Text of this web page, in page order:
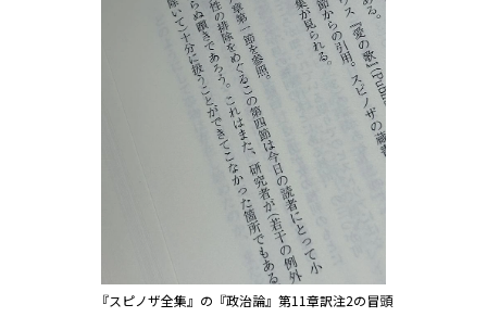
『スピノザ全集』の『政治論』第11章訳注2の冒頭